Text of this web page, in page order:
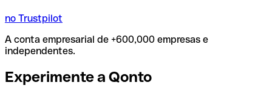
no Trustpilot
A conta empresarial de +600,000 empresas e
independentes.
Experimente a Qonto